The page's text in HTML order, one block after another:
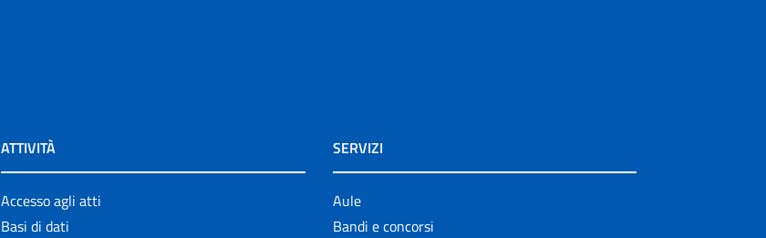
ATTIVITÀ
Accesso agli atti
Basi di dati
SERVIZI
Aule
Bandi e concorsi